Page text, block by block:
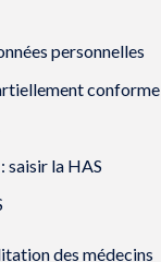
n
ê
r
ê
t
e
ê
personnelles
conforme
saisir la HAS
des médecins